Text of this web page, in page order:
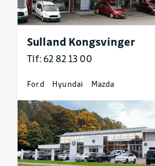
Sulland Kongsvinger
Tlf: 62 82 13 00
Ford Hyundai Mazda